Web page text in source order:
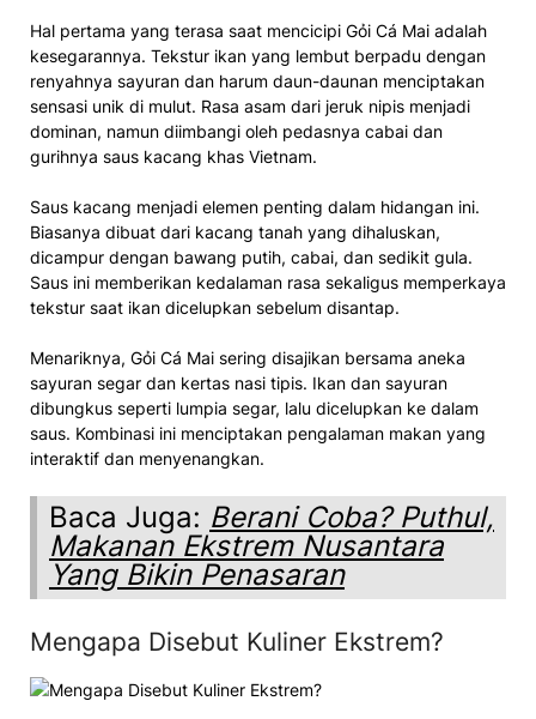
Hal pertama yang terasa saat mencicipi Gỏi Cá Mai adalah
kesegarannya. Tekstur ikan yang lembut berpadu dengan
renyahnya sayuran dan harum daun-daunan menciptakan
sensasi unik di mulut. Rasa asam dari jeruk nipis menjadi
dominan, namun diimbangi oleh pedasnya cabai dan
gurihnya saus kacang khas Vietnam.
Saus kacang menjadi elemen penting dalam hidangan ini.
Biasanya dibuat dari kacang tanah yang dihaluskan,
dicampur dengan bawang putih, cabai, dan sedikit gula.
Saus ini memberikan kedalaman rasa sekaligus memperkaya
tekstur saat ikan dicelupkan sebelum disantap.
Menariknya, Gỏi Cá Mai sering disajikan bersama aneka
sayuran segar dan kertas nasi tipis. Ikan dan sayuran
dibungkus seperti lumpia segar, lalu dicelupkan ke dalam
saus. Kombinasi ini menciptakan pengalaman makan yang
interaktif dan menyenangkan.
Baca Juga: Berani Coba? Puthul,
Makanan Ekstrem Nusantara
Yang Bikin Penasaran
Mengapa Disebut Kuliner Ekstrem?